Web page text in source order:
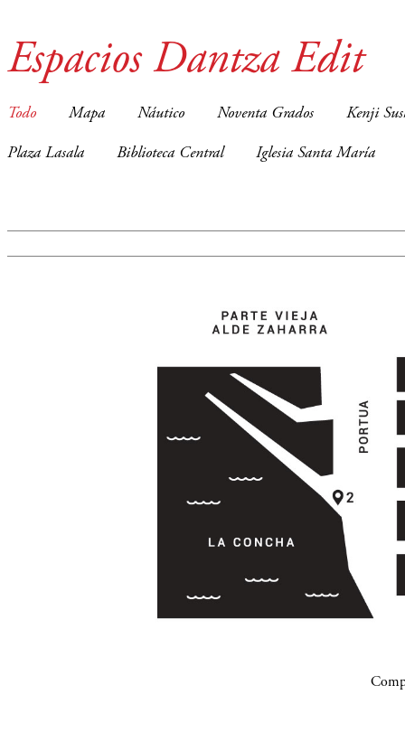
Espacios Dantza Edit
Todo Mapa Náutico Noventa Grados Kenji
Plaza Lasala Biblioteca Central Iglesia Santa María